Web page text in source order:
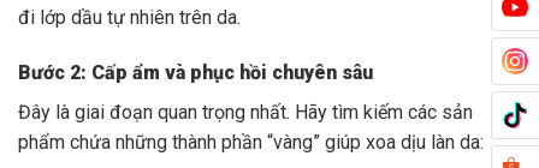
đi lớp dầu tự nhiên trên da.
Bước 2: Cấp ẩm và phục hồi chuyên sâu
Đây là giai đoạn quan trọng nhất. Hãy tìm kiếm các sản
phẩm chứa những thành phần “vàng” giúp xoa dịu làn da: